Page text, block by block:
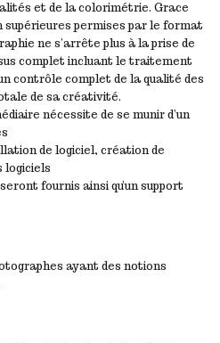
et de la colorimétrie. Grace
supérieures permises par le format
ne s’arrête plus à la prise de
complet incluant le traitement
contrôle complet de la qualité des
de sa créativité.
nécessite de se munir d’un
de logiciel, création de
logiciels
fournis ainsi qu’un support
ayant des notions